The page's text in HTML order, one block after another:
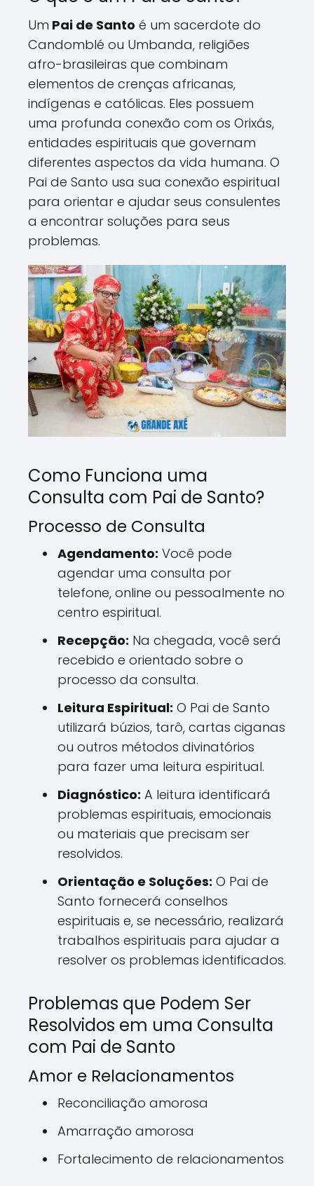
Um Pai de Santo é um sacerdote do
Candomblé ou Umbanda, religiões
afro-brasileiras que combinam
elementos de crenças africanas,
indígenas e católicas. Eles possuem
uma profunda conexão com os Orixás,
entidades espirituais que governam
diferentes aspectos da vida humana. O
Pai de Santo usa sua conexão espiritual
para orientar e ajudar seus consulentes
a encontrar soluções para seus
problemas.
Como Funciona uma
Consulta com Pai de Santo?
Processo de Consulta
Agendamento: Você pode
agendar uma consulta por
telefone, online ou pessoalmente no
centro espiritual.
Recepção: Na chegada, você será
recebido e orientado sobre o
processo da consulta.
Leitura Espiritual: O Pai de Santo
utilizará búzios, tarô, cartas ciganas
ou outros métodos divinatórios
para fazer uma leitura espiritual.
Diagnóstico: A leitura identificará
problemas espirituais, emocionais
ou materiais que precisam ser
resolvidos.
Orientação e Soluções: O Pai de
Santo fornecerá conselhos
espirituais e, se necessário, realizará
trabalhos espirituais para ajudar a
resolver os problemas identificados.
Problemas que Podem Ser
Resolvidos em uma Consulta
com Pai de Santo
Amor e Relacionamentos
Reconciliação amorosa
Amarração amorosa
Fortalecimento de relacionamentos